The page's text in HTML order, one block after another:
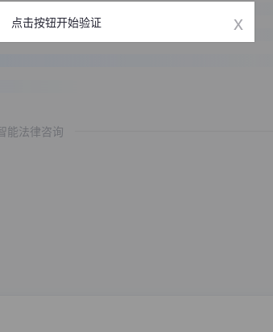
能法律咨询
点击按钮开始验证 x